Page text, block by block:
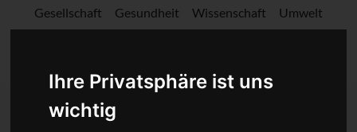
Ihre Privatsphäre ist uns
wichtig
Gesellschaft
Gesundheit Wissenschaft
Umwelt
Kultur
Veranstaltungen Lokales
Marktplatz